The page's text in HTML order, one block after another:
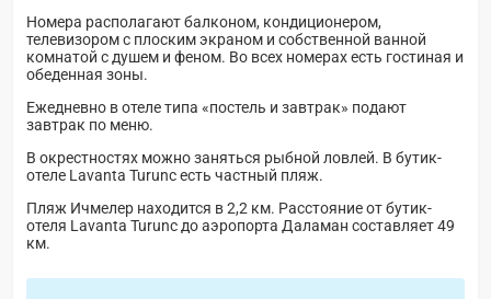
Номера располагают балконом, кондиционером,
телевизором с плоским экраном и собственной ванной
комнатой с душем и феном. Во всех номерах есть гостиная и
обеденная зоны.
Ежедневно в отеле типа «постель и завтрак» подают
завтрак по меню.
В окрестностях можно заняться рыбной ловлей. В бутик-
отеле Lavanta Turunc есть частный пляж.
Пляж Ичмелер находится в 2,2 км. Расстояние от бутик-
отеля Lavanta Turunc до аэропорта Даламан составляет 49
км.